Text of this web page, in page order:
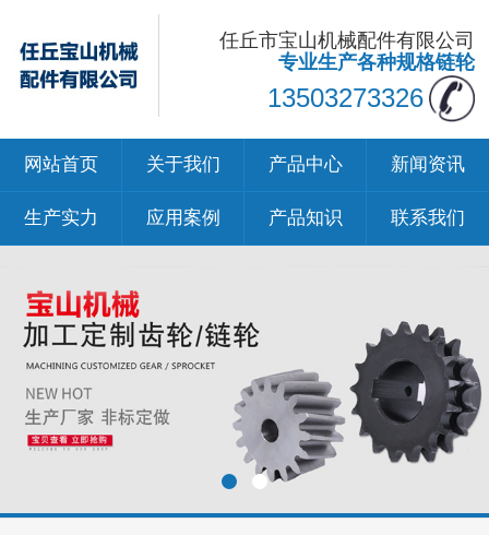
任丘市宝山机械配件有限公司
专业生产各种规格链轮
13503273326
网站首页 关于我们 产品中心 新闻资讯
生产实力 应用案例 产品知识 联系我们